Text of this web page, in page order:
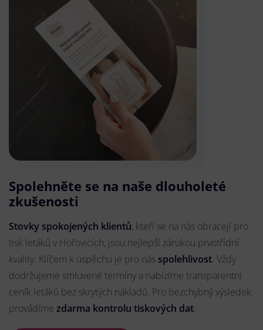
Spolehněte se na naše dlouholeté
zkušenosti
Stovky spokojených klientů, kteří se na nás obracejí pro
tisk letáků v Hořovicích, jsou nejlepší zárukou prvotřídní
kvality. Klíčem k úspěchu je pro nás spolehlivost. Vždy
dodržujeme smluvené termíny a nabízíme transparentní
ceník letáků bez skrytých nákladů. Pro bezchybný výsledek
provádíme zdarma kontrolu tiskových dat.